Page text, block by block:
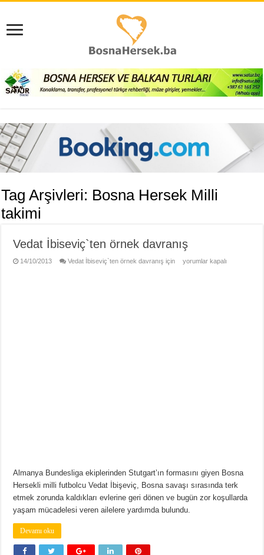
Tag Arşivleri: Bosna Hersek Milli
takimi
Vedat İbiseviç`ten örnek davranış
14/10/2013 Vedat İbiseviç`ten örnek davranış için yorumlar kapalı
Almanya Bundesliga ekiplerinden Stutgart’ın formasını giyen Bosna
Hersekli milli futbolcu Vedat İbişeviç, Bosna savaşı sırasında terk
etmek zorunda kaldıkları evlerine geri dönen ve bugün zor koşullarda
yaşam mücadelesi veren ailelere yardımda bulundu.
Devamı oku